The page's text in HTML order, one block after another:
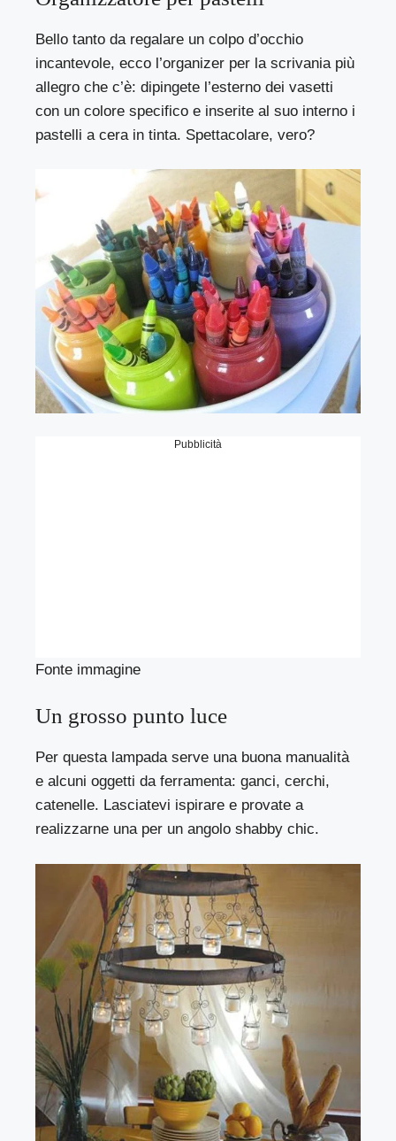
Bello tanto da regalare un colpo d’occhio
incantevole, ecco l’organizer per la scrivania più
allegro che c’è: dipingete l’esterno dei vasetti
con un colore specifico e inserite al suo interno i
pastelli a cera in tinta. Spettacolare, vero?
Pubblicità
Fonte immagine
Un grosso punto luce
Per questa lampada serve una buona manualità
e alcuni oggetti da ferramenta: ganci, cerchi,
catenelle. Lasciatevi ispirare e provate a
realizzarne una per un angolo shabby chic.